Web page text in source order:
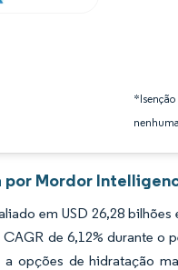
por Mordor
em USD 26,28 bilhões
de 6,12% durante
opções de hidratação